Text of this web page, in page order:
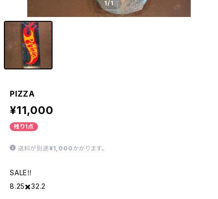
1/1
PIZZA
¥11,000
残り1点
送料が別途 ¥1,000 かかります。
SALE‼︎
8.25✖️32.2